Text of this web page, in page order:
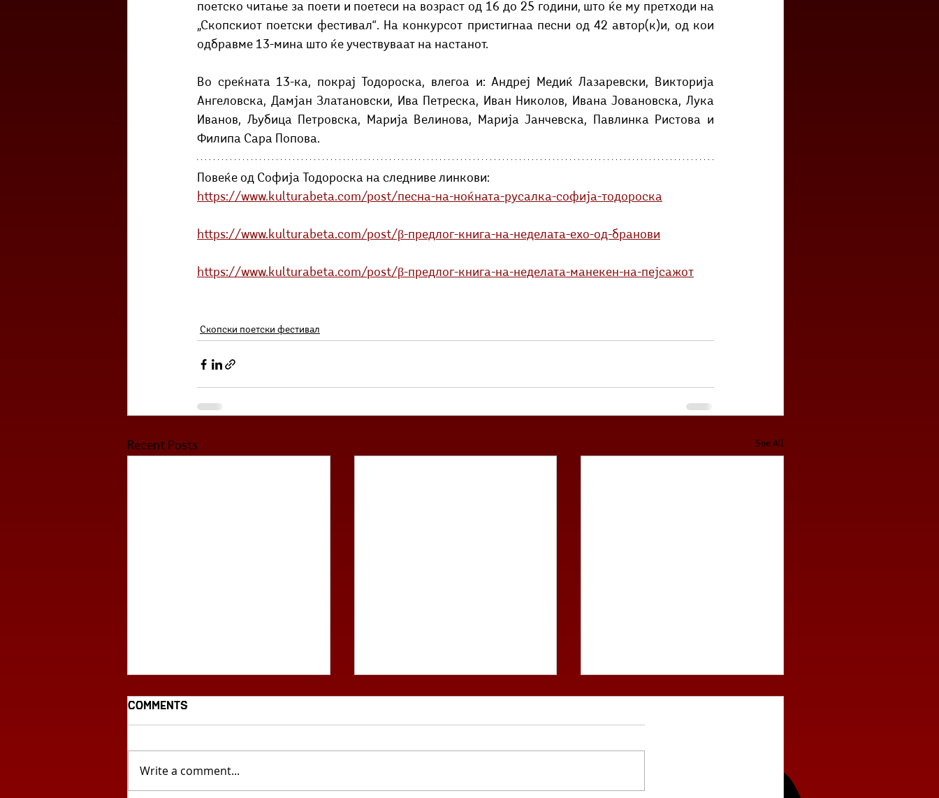
поетско читање за поети и поетеси на возраст од 16 до 25 години, што ќе му претходи на
„Скопскиот поетски фестивал“. На конкурсот пристигнаа песни од 42 автор(к)и, од кои
одбравме 13-мина што ќе учествуваат на настанот.
Во среќната 13-ка, покрај Тодороска, влегоа и: Андреј Медиќ Лазаревски, Викторија
Ангеловска, Дамјан Златановски, Ива Петреска, Иван Николов, Ивана Јовановска, Лука
Иванов, Љубица Петровска, Марија Велинова, Марија Јанчевска, Павлинка Ристова и
Филипа Сара Попова.
Повеќе од Софија Тодороска на следниве линкови:
https://www.kulturabeta.com/post/песна-на-ноќната-русалка-софија-тодороска
https://www.kulturabeta.com/post/β-предлог-книга-на-неделата-ехо-од-бранови
https://www.kulturabeta.com/post/β-предлог-книга-на-неделата-манекен-на-пејсажот
Скопски поетски фестивал
Recent Posts See All
Comments
Write a comment...